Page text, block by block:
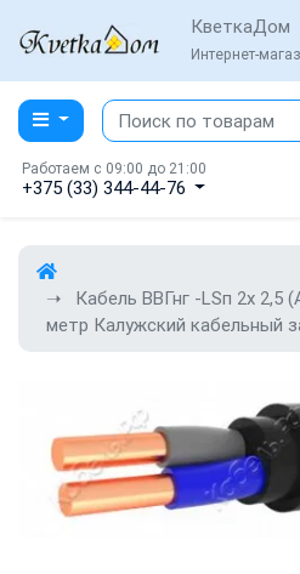
КветкаДом
Интернет-
Работаем с 09:00 до 21:00
+375 (33) 344-44-76
Кабель ВВГнг -LSп 2х 2,5
метр Калужский кабельный